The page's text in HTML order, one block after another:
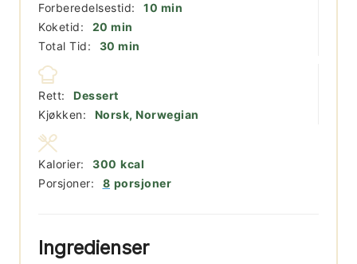
Forberedelsestid: 10 minutter
min
Koketid:
20 minutter
min
Total Tid:
30 minutter
min
Rett:
Dessert
Kjøkken:
Norsk, Norwegian
Porsjoner: 8 porsjoner
Kalorier: 300 kcal
Ingredienser